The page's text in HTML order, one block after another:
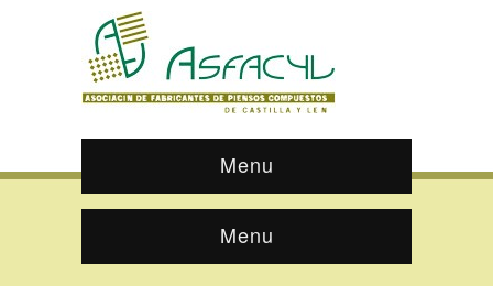
Menu
Menu